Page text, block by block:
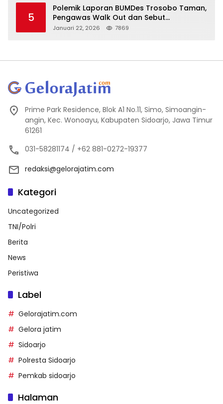
5
Polemik Laporan BUMDes Trosobo Taman,
Pengawas Walk Out dan Sebut
Kejanggalan
Januari 22, 2026 7869
Prime Park Residence, Blok A1 No.11, Simo, Simoangin-
angin, Kec. Wonoayu, Kabupaten Sidoarjo, Jawa Timur
61261
031-58281174 / +62 881-0272-19377
redaksi@gelorajatim.com
Kategori
Uncategorized
TNI/Polri
Berita
News
Peristiwa
Label
Gelorajatim.com
Gelora jatim
Sidoarjo
Polresta Sidoarjo
Pemkab sidoarjo
Halaman